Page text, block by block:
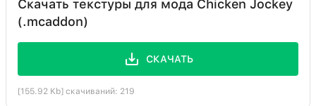
Скачать текстуры для мода Chicken Jockey
(.mcaddon)
СКАЧАТЬ
[155.92 Kb] скачиваний: 219